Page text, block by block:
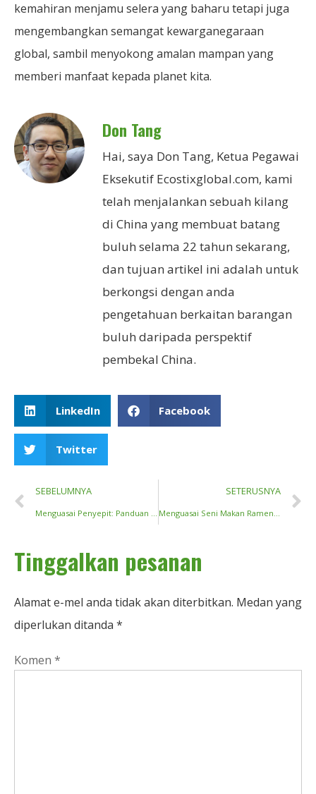
kemahiran menjamu selera yang baharu tetapi juga
mengembangkan semangat kewarganegaraan
global, sambil menyokong amalan mampan yang
memberi manfaat kepada planet kita.
Don Tang
Hai, saya Don Tang, Ketua Pegawai
Eksekutif Ecostixglobal.com, kami
telah menjalankan sebuah kilang
di China yang membuat batang
buluh selama 22 tahun sekarang,
dan tujuan artikel ini adalah untuk
berkongsi dengan anda
pengetahuan berkaitan barangan
buluh daripada perspektif
pembekal China.
LinkedIn Facebook
Twitter
SEBELUMNYA SETERUSNYA
Tinggalkan pesanan
Alamat e-mel anda tidak akan diterbitkan. Medan yang
diperlukan ditanda *
Komen *